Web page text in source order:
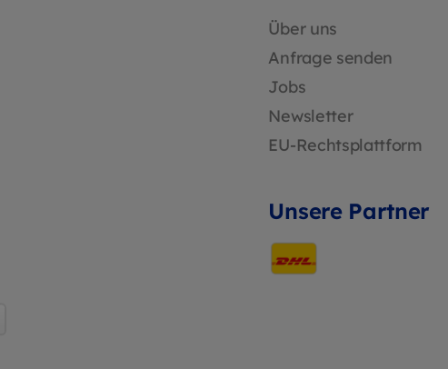
Über uns
Anfrage senden
Jobs
Newsletter
EU-Rechtsplattform
Unsere Partner